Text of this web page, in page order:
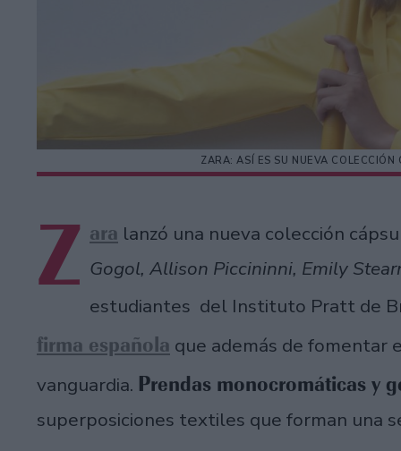
ZARA: ASÍ ES SU NUEVA
Z ara lanzó una nueva colección
Gogol, Allison Piccininni, Emily
estudiantes del Instituto Pratt de
firma española que además de fomentar
vanguardia. Prendas monocromáticas y
superposiciones textiles que forman una